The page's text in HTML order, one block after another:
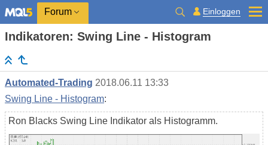
Forum Einloggen
Indikatoren: Swing Line - Histogram
Automated-Trading 2018.06.11 13:33
Swing Line - Histogram:
Ron Blacks Swing Line Indikator als Histogramm.